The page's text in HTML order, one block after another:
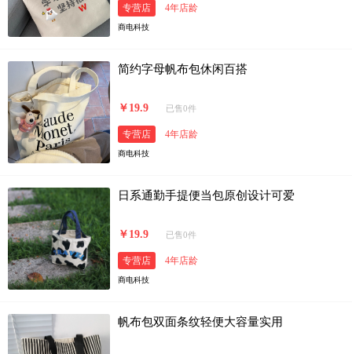
专营店 4年店龄
商电科技
简约字母帆布包休闲百搭
￥19.9 已售0件
专营店 4年店龄
商电科技
日系通勤手提便当包原创设计可爱
￥19.9 已售0件
专营店 4年店龄
商电科技
帆布包双面条纹轻便大容量实用